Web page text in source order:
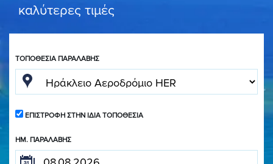
καλύτερες τιμές
ΤΟΠΟΘΕΣΊΑ ΠΑΡΑΛΑΒΉΣ
ΕΠΙΣΤΡΟΦΉ ΣΤΗΝ ΊΔΙΑ ΤΟΠΟΘΕΣΊΑ
ΗΜ. ΠΑΡΑΛΑΒΉΣ